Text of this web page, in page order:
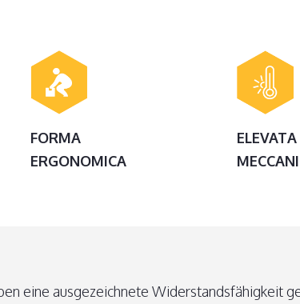
FORMA
ERGONOMICA
eine ausgezeichnete Widerstandsfähigkeit